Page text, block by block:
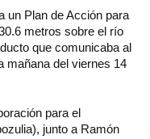
un Plan de Acción para
metros sobre el río
que comunicaba al
mañana del viernes 14
para el
junto a Ramón